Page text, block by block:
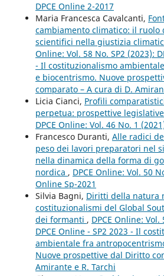
DPCE Online 2-2017
Maria Francesca Cavalcanti,
cambiamento climatico: il ruolo
scientifici nella giustizia
Online: Vol. 58 No. SP2 (2023):
- Il costituzionalismo
e biocentrismo. Nuove
comparato – A cura di D.
Licia Cianci, Profili
perpetua: prospettive
DPCE Online: Vol. 46 No. 1
Francesco Duranti, Alle radici
peso dei lavori preparatori nel
nella dinamica della forma di
nordica , DPCE Online: Vol. 50
Online Sp-2021
Silvia Bagni, Diritti della natura
costituzionalismi del Global
dei formanti , DPCE Online: Vol.
DPCE Online - SP2 2023 - Il
ambientale fra
Nuove prospettive dal Diritto
Amirante e R. Tarchi